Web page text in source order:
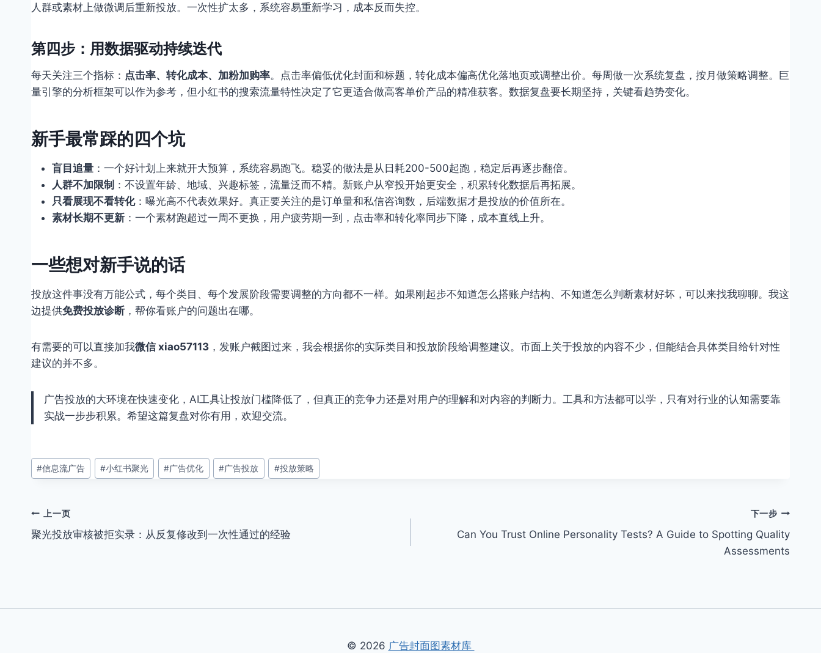
人群或素材上做微调后重新投放。一次性扩太多，系统容易重新学习，成本反而失控。
第四步：用数据驱动持续迭代
每天关注三个指标： 点击率、转化成本、加粉加购率。点击率偏低优化封面和标题，转化成本偏高优化落地页或调整出价。每周做一次系统复盘，按月做策略调整。巨
量引擎的分析框架可以作为参考，但小红书的搜索流量特性决定了它更适合做高客单价产品的精准获客。数据复盘要长期坚持，关键看趋势变化。
新手最常踩的四个坑
盲目追量 ：一个好计划上来就开大预算，系统容易跑飞。稳妥的做法是从日耗200-500起跑，稳定后再逐步翻倍。
人群不加限制 ：不设置年龄、地域、兴趣标签，流量泛而不精。新账户从窄投开始更安全，积累转化数据后再拓展。
只看展现不看转化：曝光高不代表效果好。真正要关注的是订单量和私信咨询数，后端数据才是投放的价值所在。
素材长期不更新 ：一个素材跑超过一周不更换，用户疲劳期一到，点击率和转化率同步下降，成本直线上升。
一些想对新手说的话
投放这件事没有万能公式，每个类目、每个发展阶段需要调整的方向都不一样。如果刚起步不知道怎么搭账户结构、不知道怎么判断素材好坏，可以来找我聊聊。我这
边提供免费投放诊断，帮你看账户的问题出在哪。
有需要的可以直接加我微信 xiao57113 ，发账户截图过来，我会根据你的实际类目和投放阶段给调整建议。市面上关于投放的内容不少，但能结合具体类目给针对性
建议的并不多。
广告投放的大环境在快速变化，AI工具让投放门槛降低了，但真正的竞争力还是对用户的理解和对内容的判断力。工具和方法都可以学，只有对行业的认知需要靠
实战一步步积累。希望这篇复盘对你有用，欢迎交流。
文
章
签：
#信息流广告 #小红书聚光 #广告优化 #广告投放 #投放策略
文
章
上一页
聚光投放审核被拒实录：从反复修改到一次性通过的经验
下一步
Can You Trust Online Personality Tests? A Guide to Spotting Quality
Assessments
© 2026 广告封面图素材库